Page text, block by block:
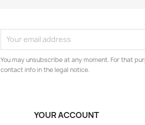
You may unsubscribe at any moment. For that
contact info in the legal notice.
YOUR ACCOUNT